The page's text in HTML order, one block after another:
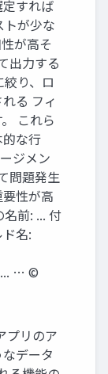
すれば
が少な
が高そ
出力する
り、ロ
る フィ
これら
な行
ジメン
問題発生
性が高
前: ... 付
名:
... … ©
プリのア
データ